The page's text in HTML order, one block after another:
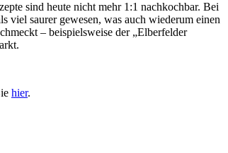
sind heute nicht mehr 1:1 nachkochbar. Bei
viel saurer gewesen, was auch wiederum einen
– beispielsweise der „Elberfelder
hier.